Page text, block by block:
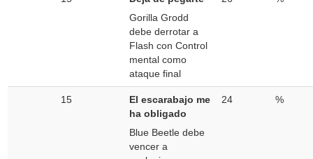
Gorilla Grodd
debe derrotar a
Flash con Control
mental como
ataque final
15
El escarabajo me
ha obligado
Blue Beetle debe
vencer a
24 %